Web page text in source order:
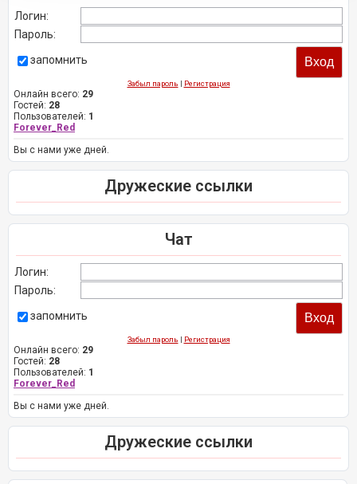
Логин:
Пароль:
запомнить
Забыл пароль | Регистрация
Онлайн всего: 29
Гостей: 28
Пользователей: 1
Forever_Red
Вы с нами уже дней.
Дружеские ссылки
Чат
Логин:
Пароль:
запомнить
Забыл пароль | Регистрация
Онлайн всего: 29
Гостей: 28
Пользователей: 1
Forever_Red
Вы с нами уже дней.
Дружеские ссылки